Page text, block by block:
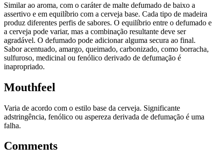
Similar ao aroma, com o caráter de malte defumado de baixo a
assertivo e em equilíbrio com a cerveja base. Cada tipo de madeira
produz diferentes perfis de sabores. O equilíbrio entre o defumado e
a cerveja pode variar, mas a combinação resultante deve ser
agradável. O defumado pode adicionar alguma secura ao final.
Sabor acentuado, amargo, queimado, carbonizado, como borracha,
sulfuroso, medicinal ou fenólico derivado de defumação é
inapropriado.
Mouthfeel
Varia de acordo com o estilo base da cerveja. Significante
adstringência, fenólico ou aspereza derivada de defumação é uma
falha.
Comments